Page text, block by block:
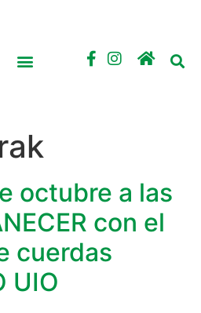
octubre a las
con el
cuerdas
UIO